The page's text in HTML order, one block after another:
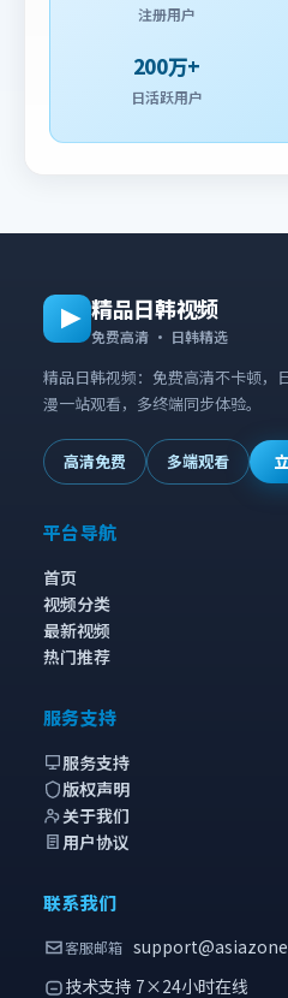
注册用户
200万+
日活跃用户
精品日韩视频
免费高清 · 日韩精选
精品日韩视频：免费高清不卡顿，
漫一站观看，多终端同步体验。
高清免费 多端观看
平台导航
首页
视频分类
最新视频
热门推荐
服务支持
服务支持
版权声明
关于我们
用户协议
联系我们
客服邮箱
技术支持 7×24小时在线